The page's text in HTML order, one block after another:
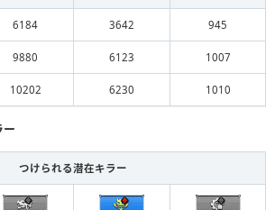
6184 3642 945
9880 6123 1007
10202 6230 1010
ー
つけられる潜在キラー